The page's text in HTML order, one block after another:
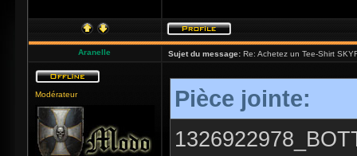
Aranelle Sujet du message: Re: Achetez un Tee-Shirt
Modérateur Pièce jointe: